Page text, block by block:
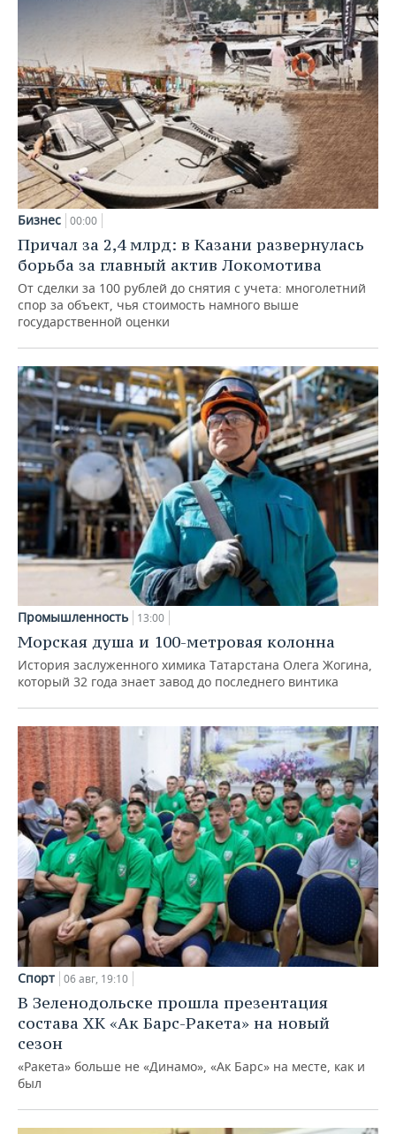
Бизнес 00:00
Причал за 2,4 млрд: в Казани развернулась
борьба за главный актив Локомотива
От сделки за 100 рублей до снятия с учета: многолетний
спор за объект, чья стоимость намного выше
государственной оценки
Промышленность 13:00
Морская душа и 100-метровая колонна
История заслуженного химика Татарстана Олега Жогина,
который 32 года знает завод до последнего винтика
Спорт 06 авг, 19:10
В Зеленодольске прошла презентация
состава ХК «Ак Барс-Ракета» на новый
сезон
«Ракета» больше не «Динамо», «Ак Барс» на месте, как и
был